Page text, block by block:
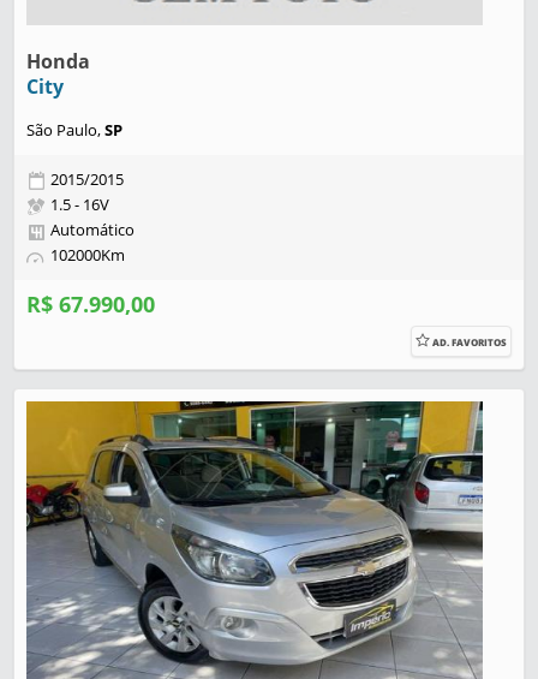
Honda
City
São Paulo,SP
2015/2015
1.5 - 16V
Automático
102000Km
R$ 67.990,00
AD. FAVORITOS